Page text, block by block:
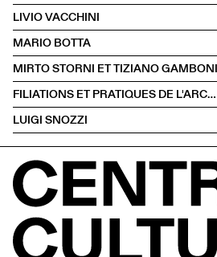
LIVIO VACCHINI
MARIO BOTTA
MIRTO STORNI ET TIZIANO GAMBONI
FILIATIONS ET PRATIQUES DE L'ARCHITECTURE CONTEMPORAINE EN SUISSE
LUIGI SNOZZI